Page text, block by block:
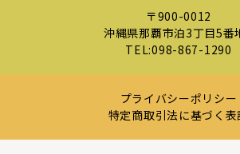
〒900-0012
沖縄県那覇市泊3丁目5番
TEL:098-867-1290
プライバシーポリシー
特定商取引法に基づく表